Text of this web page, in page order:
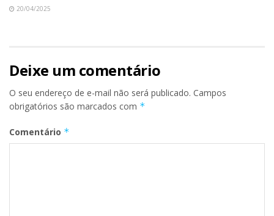
20/04/2025
Deixe um comentário
O seu endereço de e-mail não será publicado. Campos
obrigatórios são marcados com *
Comentário *